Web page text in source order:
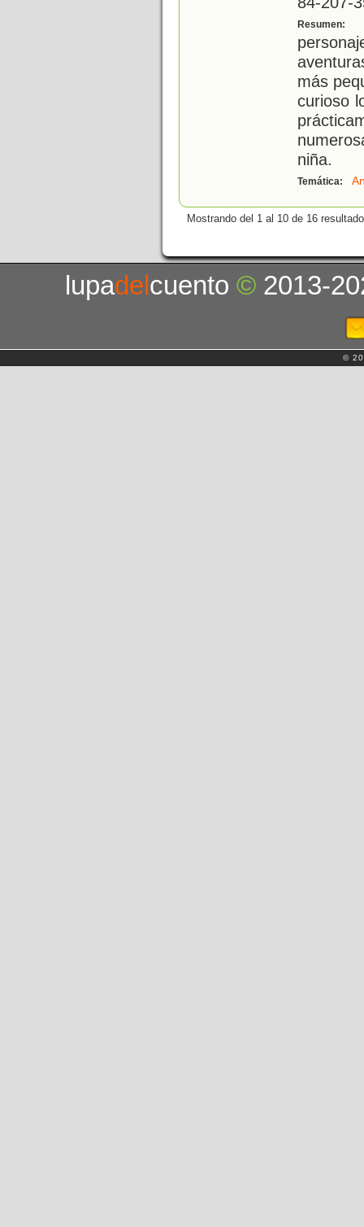
Resumen:
más
curioso
niña.
Temática:
Mostrando del 1 al 10 de 16
lupadelcuento© 2013-
©